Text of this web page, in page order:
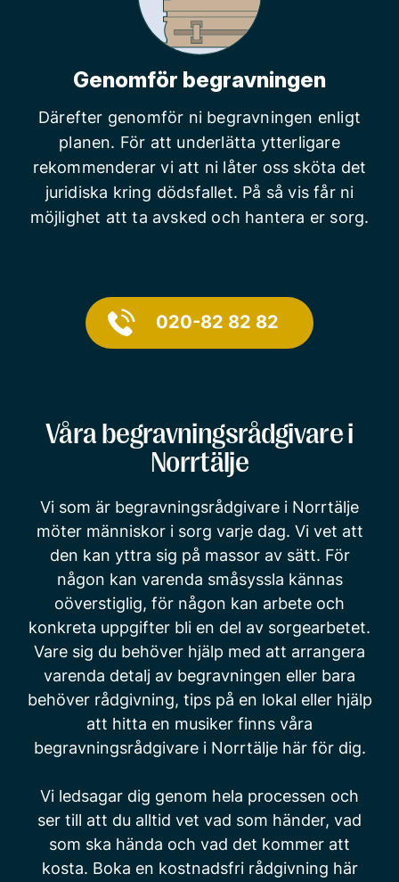
Genomför begravningen
Därefter genomför ni begravningen enligt
planen. För att underlätta ytterligare
rekommenderar vi att ni låter oss sköta det
juridiska kring dödsfallet. På så vis får ni
möjlighet att ta avsked och hantera er sorg.
020-82 82 82
Våra begravningsrådgivare i
Norrtälje
Vi som är begravningsrådgivare i Norrtälje
möter människor i sorg varje dag. Vi vet att
den kan yttra sig på massor av sätt. För
någon kan varenda småsyssla kännas
oöverstiglig, för någon kan arbete och
konkreta uppgifter bli en del av sorgearbetet.
Vare sig du behöver hjälp med att arrangera
varenda detalj av begravningen eller bara
behöver rådgivning, tips på en lokal eller hjälp
att hitta en musiker finns våra
begravningsrådgivare i Norrtälje här för dig.
Vi ledsagar dig genom hela processen och
ser till att du alltid vet vad som händer, vad
som ska hända och vad det kommer att
kosta. Boka en kostnadsfri rådgivning här